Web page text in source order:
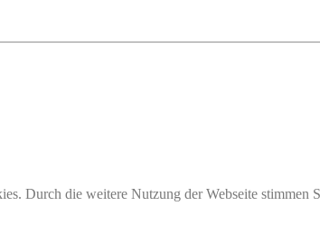
Durch die weitere Nutzung der Webseite stimmen